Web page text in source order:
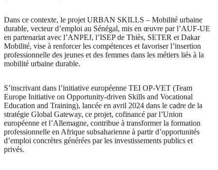
Dans ce contexte, le projet URBAN SKILLS – Mobilité urbaine
durable, vecteur d’emploi au Sénégal, mis en œuvre par l’AUF-UE
en partenariat avec l’ANPEJ, l’ISEP de Thiès, SETER et Dakar
Mobilité, vise à renforcer les compétences et favoriser l’insertion
professionnelle des jeunes et des femmes dans les métiers liés à la
mobilité urbaine durable.
S’inscrivant dans l’initiative européenne TEI OP-VET (Team
Europe Initiative on Opportunity-driven Skills and Vocational
Education and Training), lancée en avril 2024 dans le cadre de la
stratégie Global Gateway, ce projet, cofinancé par l’Union
européenne et l’Allemagne, contribue à transformer la formation
professionnelle en Afrique subsaharienne à partir d’opportunités
d’emploi concrètes générées par les investissements publics et
privés.